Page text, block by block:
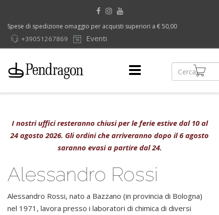
Spese di spedizione omaggio per acquisti superiori a € 50,00
Eventi
+39051267869
I nostri uffici resteranno chiusi per le ferie estive dal 10 al
24 agosto 2026. Gli ordini che arriveranno dopo il 6 agosto
saranno evasi a partire dal 24.
Alessandro Rossi
Alessandro Rossi, nato a Bazzano (in provincia di Bologna)
nel 1971, lavora presso i laboratori di chimica di diversi